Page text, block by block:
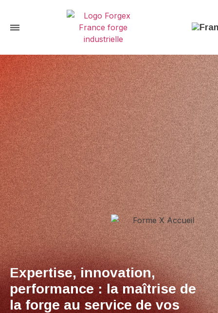
Expertise, innovation,
performance : la maîtrise de
la forge au service de vos